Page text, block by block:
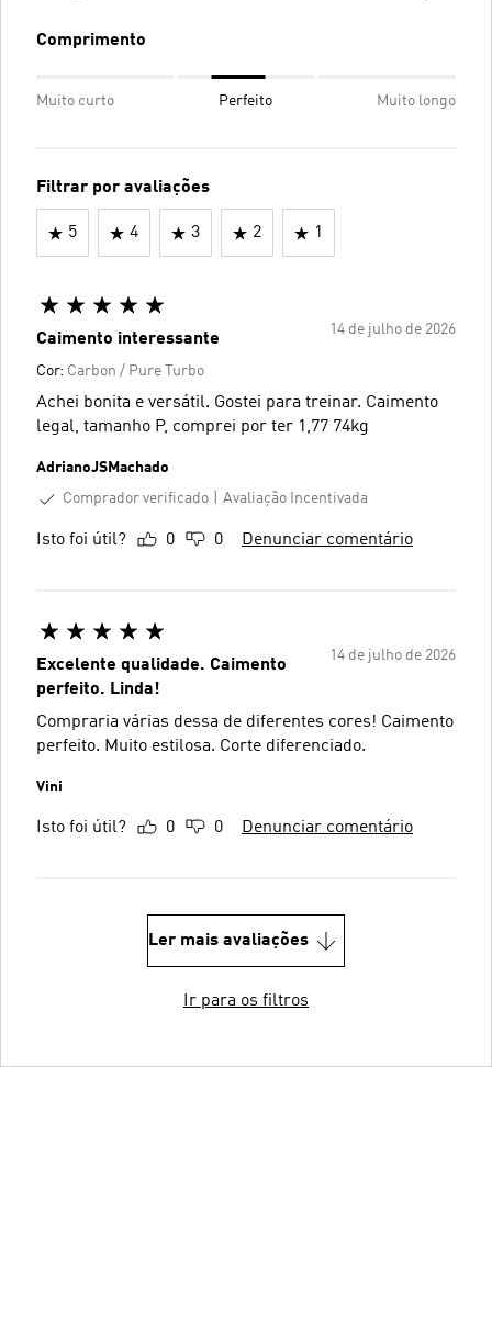
Comprimento
Muito curto Perfeito Muito longo
Filtrar por avaliações
5 4 3 2 1
14 de julho de 2026
Caimento interessante
Cor: Carbon / Pure Turbo
Achei bonita e versátil. Gostei para treinar. Caimento
legal, tamanho P, comprei por ter 1,77 74kg
AdrianoJSMachado
Comprador verificado
Avaliação Incentivada
Isto foi útil? 0 0 Denunciar comentário
14 de julho de 2026
Excelente qualidade. Caimento
perfeito. Linda!
Compraria várias dessa de diferentes cores! Caimento
perfeito. Muito estilosa. Corte diferenciado.
Vini
Isto foi útil? 0 0 Denunciar comentário
Ler mais avaliações
Ir para os filtros